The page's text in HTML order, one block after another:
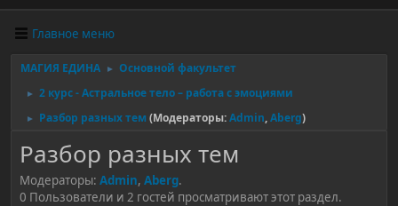
Главное меню
МАГИЯ ЕДИНА ► Основной факультет
► 2 курс - Астральное тело – работа с эмоциями
► Разбор разных тем (Модераторы:Admin,Aberg)
Разбор разных тем
Модераторы: Admin, Aberg.
0 Пользователи и 2 гостей просматривают этот раздел.